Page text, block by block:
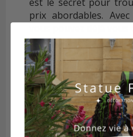
prix abordables.
Un autre point
commander et de
tableau rapidement.
refuse tout
professionnel.
plateforme revient
locaux.